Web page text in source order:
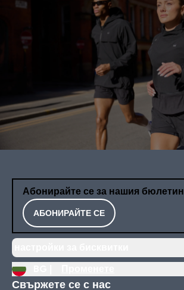
Абонирайте се за нашия бюлетин
АБОНИРАЙТЕ СЕ
Свържете се с нас